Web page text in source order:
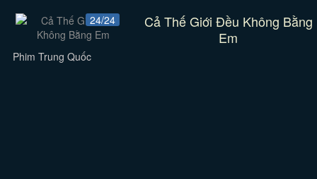
24/24
Cả Thế Giới Đều Không Bằng
Em
Phim Trung Quốc